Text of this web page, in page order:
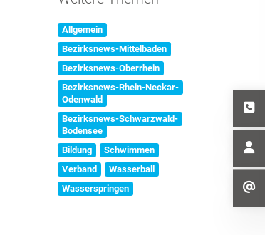
Allgemein
Bezirksnews-Mittelbaden
Bezirksnews-Oberrhein
Bezirksnews-Rhein-Neckar-
Odenwald
Bezirksnews-Schwarzwald-
Bodensee
Bildung
Schwimmen
Verband
Wasserball
Wasserspringen